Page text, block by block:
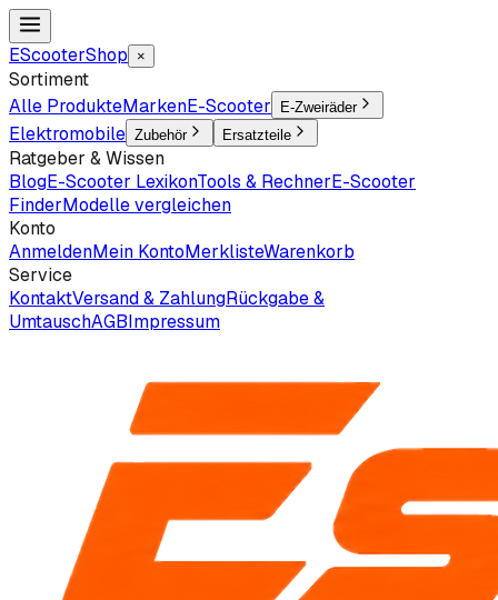
EScooterShop ×
Sortiment
Alle ProdukteMarkenE-Scooter E-Zweiräder
Elektromobile Zubehör Ersatzteile
Ratgeber & Wissen
BlogE-Scooter LexikonTools & RechnerE-Scooter
FinderModelle vergleichen
Konto
AnmeldenMein KontoMerklisteWarenkorb
Service
KontaktVersand & ZahlungRückgabe &
UmtauschAGBImpressum